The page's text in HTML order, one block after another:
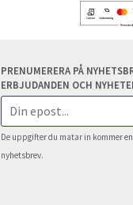
PRENUMERERA PÅ
ERBJUDANDEN OCH
E-
postadress
De uppgifter du matar in kommer
nyhetsbrev.